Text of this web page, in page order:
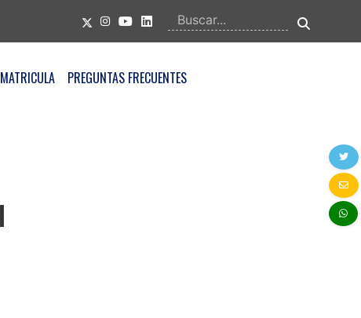
MATRICULA PREGUNTAS FRECUENTES